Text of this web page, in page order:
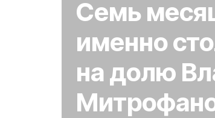
Семь
именно
на долю